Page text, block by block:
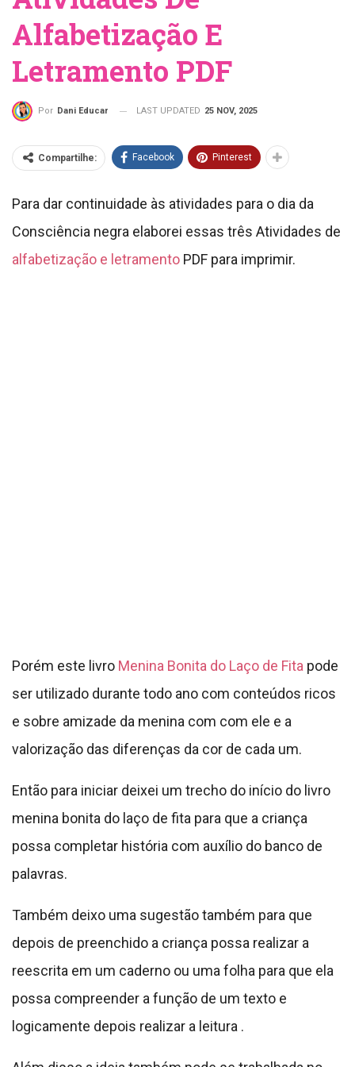
Alfabetização E
Letramento PDF
Por Dani Educar LAST UPDATED 25 NOV, 2025
Compartilhe: Facebook Pinterest
Para dar continuidade às atividades para o dia da
Consciência negra elaborei essas três Atividades de
alfabetização e letramento PDF para imprimir.
Porém este livro Menina Bonita do Laço de Fita pode
ser utilizado durante todo ano com conteúdos ricos
e sobre amizade da menina com com ele e a
valorização das diferenças da cor de cada um.
Então para iniciar deixei um trecho do início do livro
menina bonita do laço de fita para que a criança
possa completar história com auxílio do banco de
palavras.
Também deixo uma sugestão também para que
depois de preenchido a criança possa realizar a
reescrita em um caderno ou uma folha para que ela
possa compreender a função de um texto e
logicamente depois realizar a leitura .